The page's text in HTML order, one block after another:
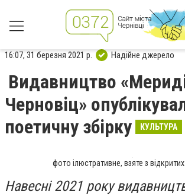
16:07, 31 березня 2021 р. Надійне джерело
Видавництво
Черновіц»
поетичну збірку
КУЛЬТУРА
фото ілюстративне, взяте з
Навесні 2021 року